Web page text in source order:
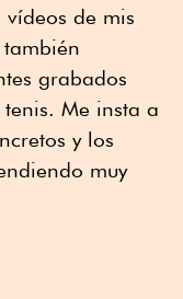
de mis
grabados
Me insta a
y los
muy